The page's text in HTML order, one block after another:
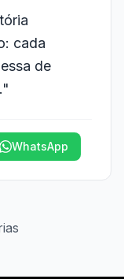
cada
de
WhatsApp